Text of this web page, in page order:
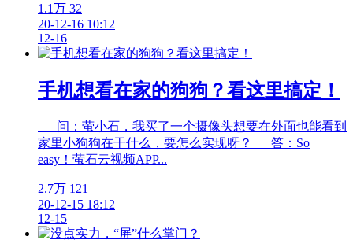
1.1万 32
20-12-16 10:12
12-16
手机想看在家的狗狗？看这里搞定！
问：萤小石，我买了一个摄像头想要在外面也能看到
家里小狗狗在干什么，要怎么实现呀？ 答：So
easy！萤石云视频APP...
2.7万 121
20-12-15 18:12
12-15